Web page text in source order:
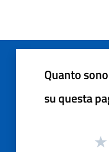
Quanto
su questa